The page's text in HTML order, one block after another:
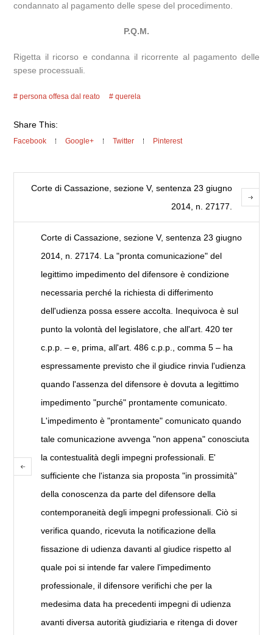
condannato al pagamento delle spese del procedimento.
P.Q.M.
Rigetta il ricorso e condanna il ricorrente al pagamento delle
spese processuali.
persona offesa dal reato querela
Share This:
Facebook Google+ Twitter Pinterest
Corte di Cassazione, sezione V, sentenza 23 giugno
2014, n. 27177.
Corte di Cassazione, sezione V, sentenza 23 giugno
2014, n. 27174. La "pronta comunicazione" del
legittimo impedimento del difensore è condizione
necessaria perché la richiesta di differimento
dell'udienza possa essere accolta. Inequivoca è sul
punto la volontà del legislatore, che all'art. 420 ter
c.p.p. – e, prima, all'art. 486 c.p.p., comma 5 – ha
espressamente previsto che il giudice rinvia l'udienza
quando l'assenza del difensore è dovuta a legittimo
impedimento "purché" prontamente comunicato.
L'impedimento è "prontamente" comunicato quando
tale comunicazione avvenga "non appena" conosciuta
la contestualità degli impegni professionali. E'
sufficiente che l'istanza sia proposta "in prossimità"
della conoscenza da parte del difensore della
contemporaneità degli impegni professionali. Ciò si
verifica quando, ricevuta la notificazione della
fissazione di udienza davanti al giudice rispetto al
quale poi si intende far valere l'impedimento
professionale, il difensore verifichi che per la
medesima data ha precedenti impegni di udienza
avanti diversa autorità giudiziaria e ritenga di dover